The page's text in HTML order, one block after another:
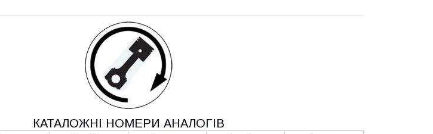
КАТАЛОЖНІ НОМЕРИ АНАЛОГІВ